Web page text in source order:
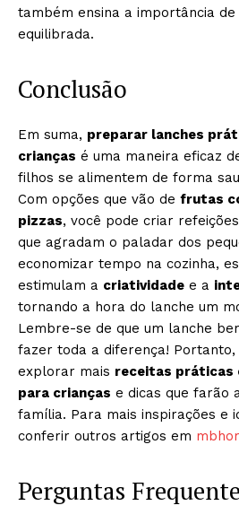
também ensina a importância
equilibrada.
Conclusão
Em suma, preparar lanches
crianças é uma maneira eficaz
filhos se alimentem de forma
Com opções que vão de frutas
pizzas, você pode criar
que agradam o paladar dos
economizar tempo na cozinha,
estimulam a criatividade e a
tornando a hora do lanche um
Lembre-se de que um lanche
fazer toda a diferença! Portanto,
explorar mais receitas práticas
para crianças e dicas que farão
família. Para mais inspirações e
conferir outros artigos em
Perguntas